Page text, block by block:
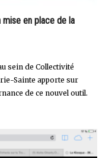
mise en place de la
sein de Collectivité
Sainte apporte sur
de ce nouvel outil.